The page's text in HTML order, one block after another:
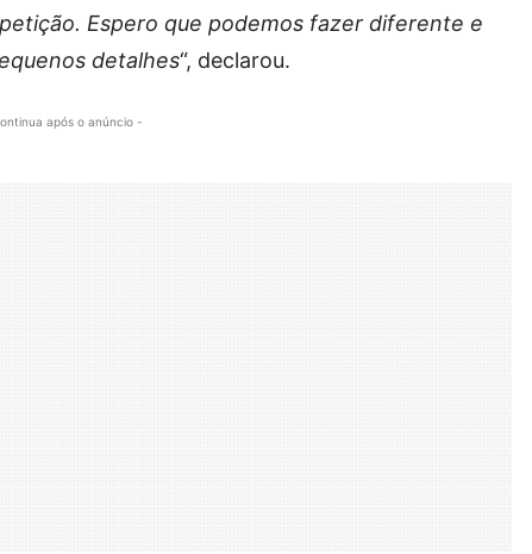
Espero que podemos fazer diferente e
detalhes“, declarou.
após o anúncio -